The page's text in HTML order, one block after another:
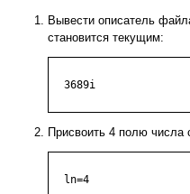
Вывести описатель
становится текущим:
  3689i
Присвоить 4 полю числа
  ln=4